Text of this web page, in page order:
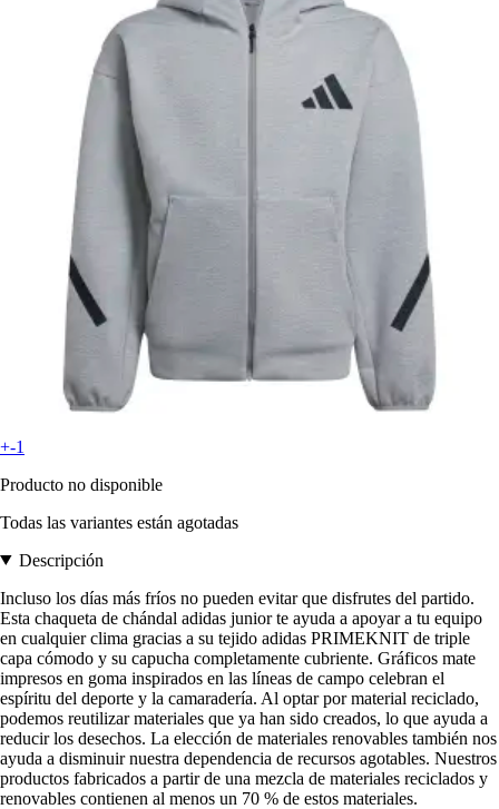
+-1
Producto no disponible
Todas las variantes están agotadas
Descripción
Incluso los días más fríos no pueden evitar que disfrutes del partido.
Esta chaqueta de chándal adidas junior te ayuda a apoyar a tu equipo
en cualquier clima gracias a su tejido adidas PRIMEKNIT de triple
capa cómodo y su capucha completamente cubriente. Gráficos mate
impresos en goma inspirados en las líneas de campo celebran el
espíritu del deporte y la camaradería. Al optar por material reciclado,
podemos reutilizar materiales que ya han sido creados, lo que ayuda a
reducir los desechos. La elección de materiales renovables también nos
ayuda a disminuir nuestra dependencia de recursos agotables. Nuestros
productos fabricados a partir de una mezcla de materiales reciclados y
renovables contienen al menos un 70 % de estos materiales.